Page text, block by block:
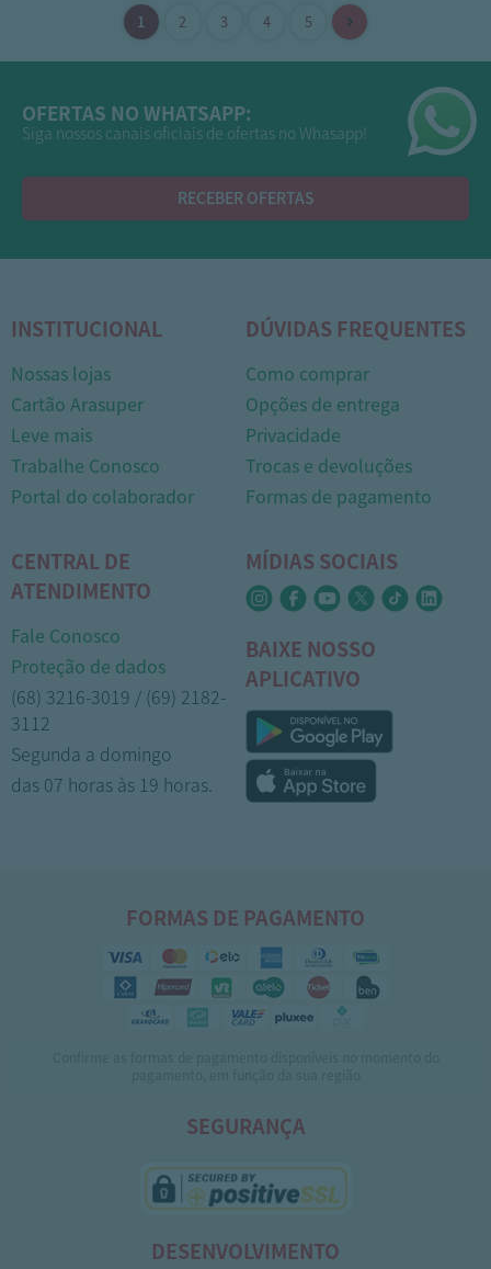
OFERTAS NO WHATSAPP:
Siga nossos canais oficiais de ofertas no Whasapp!
RECEBER OFERTAS
INSTITUCIONAL
Nossas lojas
Cartão Arasuper
Leve mais
Trabalhe Conosco
Portal do colaborador
DÚVIDAS FREQUENTES
Como comprar
Opções de entrega
Privacidade
Trocas e devoluções
Formas de pagamento
CENTRAL DE
ATENDIMENTO
Fale Conosco
Proteção de dados
(68) 3216-3019 / (69) 2182-
3112
Segunda a domingo
das 07 horas às 19 horas.
MÍDIAS SOCIAIS
BAIXE NOSSO
APLICATIVO
FORMAS DE PAGAMENTO
SEGURANÇA
DESENVOLVIMENTO